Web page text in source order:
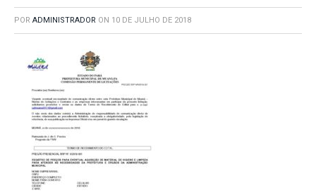
POR ADMINISTRADOR ON 10 DE JULHO DE 2018